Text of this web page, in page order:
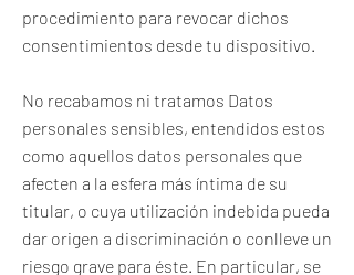
procedimiento para revocar dichos
consentimientos desde tu dispositivo.
No recabamos ni tratamos Datos
personales sensibles, entendidos estos
como aquellos datos personales que
afecten a la esfera más íntima de su
titular, o cuya utilización indebida pueda
dar origen a discriminación o conlleve un
riesgo grave para éste. En particular, se